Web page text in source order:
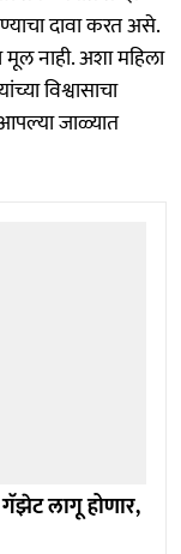
दावा करत असे.
मूल नाही. अशा महिला
विश्वासाचा
आपल्या जाळ्यात
गॅझेट लागू होणार,